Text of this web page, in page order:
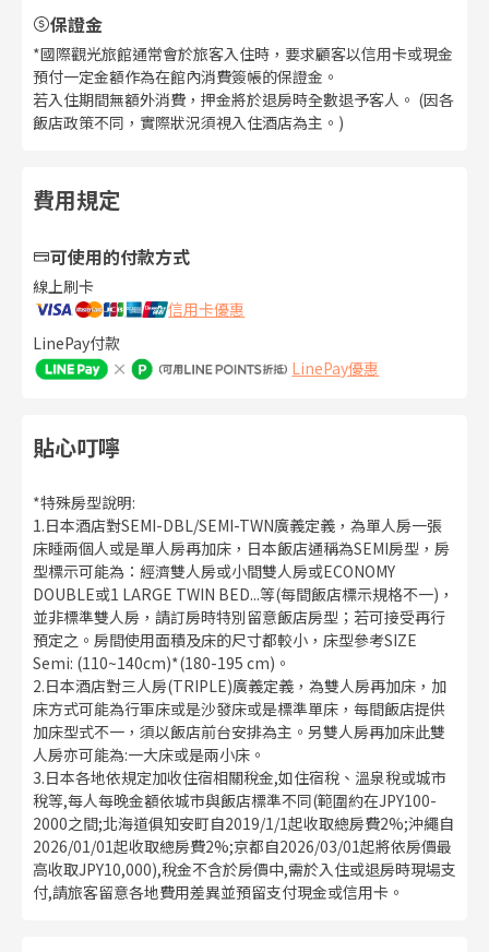
保證金
*國際觀光旅館通常會於旅客入住時，要求顧客以信用卡或現金
預付一定金額作為在館內消費簽帳的保證金。
若入住期間無額外消費，押金將於退房時全數退予客人。 (因各
飯店政策不同，實際狀況須視入住酒店為主。)
費用規定
可使用的付款方式
線上刷卡
信用卡優惠
LinePay付款
LinePay優惠
貼心叮嚀
*特殊房型說明:
1.日本酒店對SEMI-DBL/SEMI-TWN廣義定義，為單人房一張
床睡兩個人或是單人房再加床，日本飯店通稱為SEMI房型，房
型標示可能為：經濟雙人房或小間雙人房或ECONOMY
DOUBLE或1 LARGE TWIN BED...等(每間飯店標示規格不一)，
並非標準雙人房，請訂房時特別留意飯店房型；若可接受再行
預定之。房間使用面積及床的尺寸都較小，床型參考SIZE
Semi: (110~140cm)*(180-195 cm)。
2.日本酒店對三人房(TRIPLE)廣義定義，為雙人房再加床，加
床方式可能為行軍床或是沙發床或是標準單床，每間飯店提供
加床型式不一，須以飯店前台安排為主。另雙人房再加床此雙
人房亦可能為:一大床或是兩小床。
3.日本各地依規定加收住宿相關稅金,如住宿稅、溫泉稅或城市
稅等,每人每晚金額依城市與飯店標準不同(範圍約在JPY100-
2000之間;北海道俱知安町自2019/1/1起收取總房費2%;沖繩自
2026/01/01起收取總房費2%;京都自2026/03/01起將依房價最
高收取JPY10,000),稅金不含於房價中,需於入住或退房時現場支
付,請旅客留意各地費用差異並預留支付現金或信用卡。